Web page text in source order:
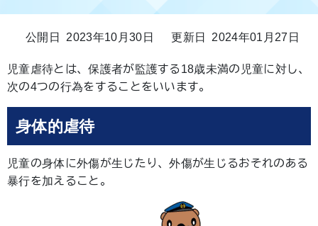
公開日 2023年10月30日 更新日 2024年01月27日
児童虐待とは、保護者が監護する18歳未満の児童に対し、
次の4つの行為をすることをいいます。
身体的虐待
児童の身体に外傷が生じたり、外傷が生じるおそれのある
暴行を加えること。